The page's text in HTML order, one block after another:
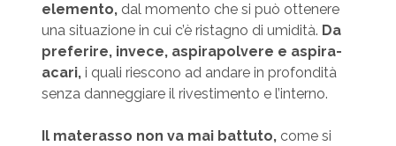
elemento,dal momento che si può ottenere
una situazione in cui c’è ristagno di umidità. Da
preferire, invece, aspirapolvere e aspira-
acari,i quali riescono ad andare in profondità
senza danneggiare il rivestimento e l’interno.
Il materasso non va mai battuto,come si